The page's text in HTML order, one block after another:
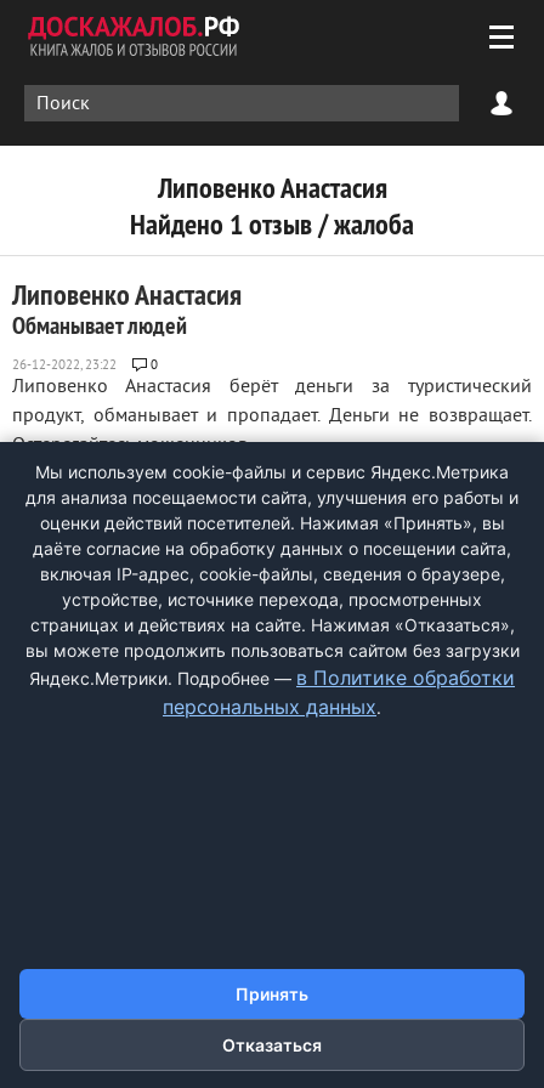
Липовенко Анастасия
Найдено 1 отзыв / жалоба
Липовенко Анастасия
Обманывает людей
0
Липовенко Анастасия берёт деньги за туристический
продукт, обманывает и пропадает. Деньги не возвращает.
Остерегайтесь мошенников ...
ДОБАВИТЬ ЖАЛОБУ
КОНТАКТЫ
Мы используем cookie-файлы и сервис Яндекс.Метрика
для анализа посещаемости сайта, улучшения его работы и
оценки действий посетителей. Нажимая «Принять», вы
даёте согласие на обработку данных о посещении сайта,
включая IP-адрес, cookie-файлы, сведения о браузере,
устройстве, источнике перехода, просмотренных
страницах и действиях на сайте. Нажимая «Отказаться»,
вы можете продолжить пользоваться сайтом без загрузки
Яндекс.Метрики. Подробнее — в Политике обработки
персональных данных.
Принять
Отказаться